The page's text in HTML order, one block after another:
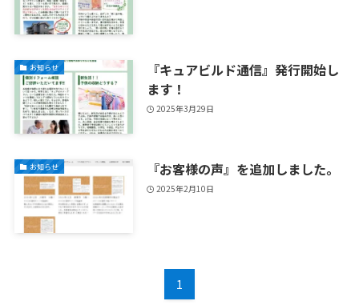
お知らせ
『キュアビルド通信』発行開始し
ます！
2025年3月29日
お知らせ 『お客様の声』を追加しました。
2025年2月10日
1